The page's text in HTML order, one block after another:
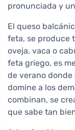
pronunciada y
El queso
feta, se produce
oveja, vaca o
feta griego, es
de verano
domine a los
combinan, se
que sabe tan